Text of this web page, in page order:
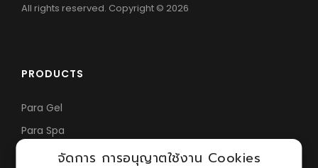
All rights reserved. Copyright © 2026
PRODUCTS
Para Gel
Para Spa
Nail Parfaitจัดการ การอนุญาตใช้งาน Cookies